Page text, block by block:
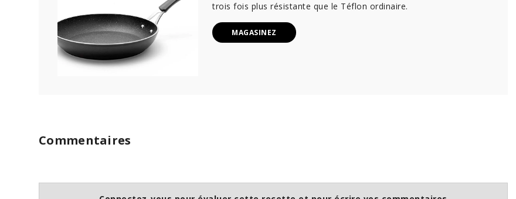
trois fois plus résistante que le Téflon ordinaire.
MAGASINEZ
Commentaires